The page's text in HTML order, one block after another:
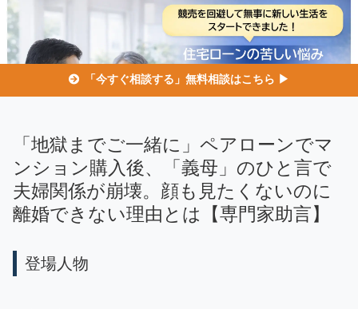
「今すぐ相談する」無料相談はこちら ▶
「地獄までご一緒に」ペアローンでマ
ンション購入後、「義母」のひと言で
夫婦関係が崩壊。顔も見たくないのに
離婚できない理由とは【専門家助言】
登場人物